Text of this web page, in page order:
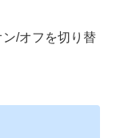
/オフを切り替